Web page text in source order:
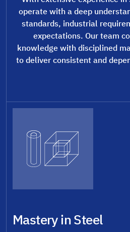
operate with a deep
standards, industrial
expectations. Our team
knowledge with disciplined
to deliver consistent and
Mastery in Steel